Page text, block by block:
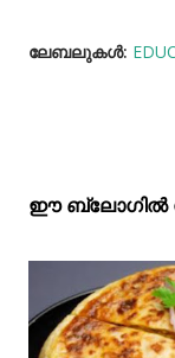
ലേബലുകള്‍:
ഈ ബ്ലോഗിൽ